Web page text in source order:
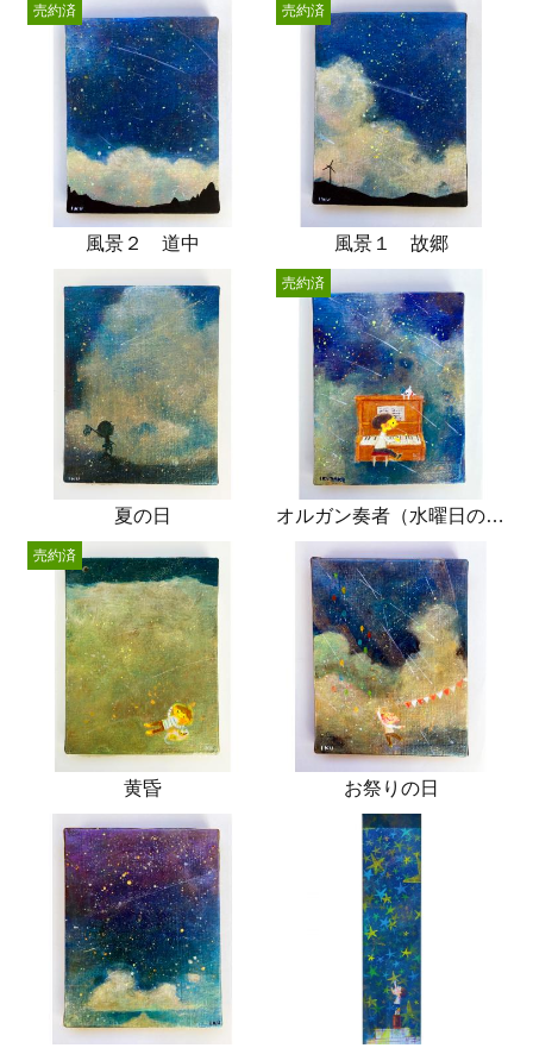
風景２ 道中
売約済
風景１ 故郷
売約済
夏の日 オルガン奏者（水曜日の放課後）
売約済
黄昏
売約済
お祭りの日